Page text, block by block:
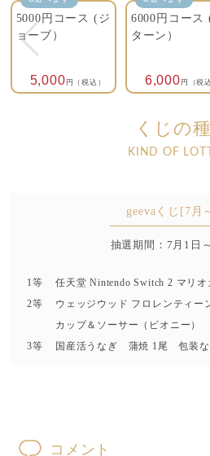
5000円コース (ジ
ョーブ）
5,000 円（税込）
6000円コース
ターン）
6,000 円（税
くじの
KIND OF
geevaくじ[7月
抽選期間：7月1日
1等
任天堂 Nintendo Switch 2 マリ
2等
ウェッジウッド フロレンティー
カップ＆ソーサー（ピオニー）
3等
国産活うなぎ 蒲焼 1尾 包装な
コメント